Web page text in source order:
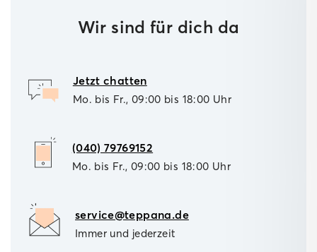
Wir sind für dich da
Jetzt chatten
Mo. bis Fr., 09:00 bis 18:00 Uhr
(040) 79769152
Mo. bis Fr., 09:00 bis 18:00 Uhr
service@teppana.de
Immer und jederzeit